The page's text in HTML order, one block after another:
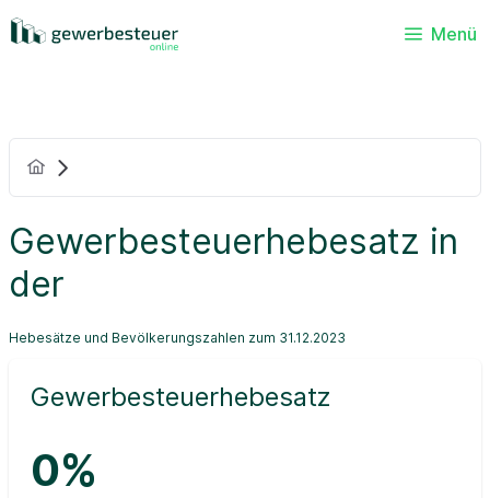
Menü
Gewerbesteuerhebesatz in
der
Hebesätze und Bevölkerungszahlen zum 31.12.2023
Gewerbesteuerhebesatz
0%